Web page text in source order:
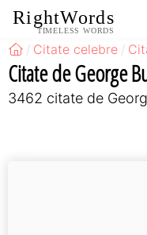
RightWords
TIMELESS WORDS
Citate celebre
Citate de George
3462 citate de